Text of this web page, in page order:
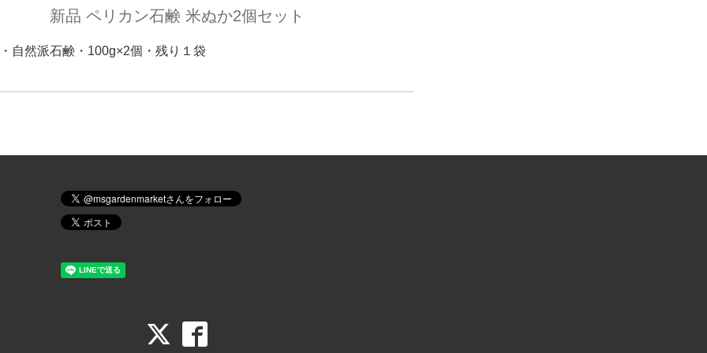
新品 ペリカン石鹸 米ぬか2個セット
自然派石鹸・100g×2個・残り１袋